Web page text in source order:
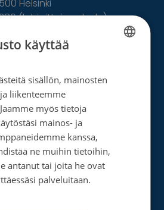
Helsinki
(lahjoittajapalvelu)
SWEDISH
käyttää
sisällön, mainosten
liikenteemme
myös tietoja
mainos- ja
kanssa,
ne muihin tietoihin,
antanut tai joita he ovat
palveluitaan.